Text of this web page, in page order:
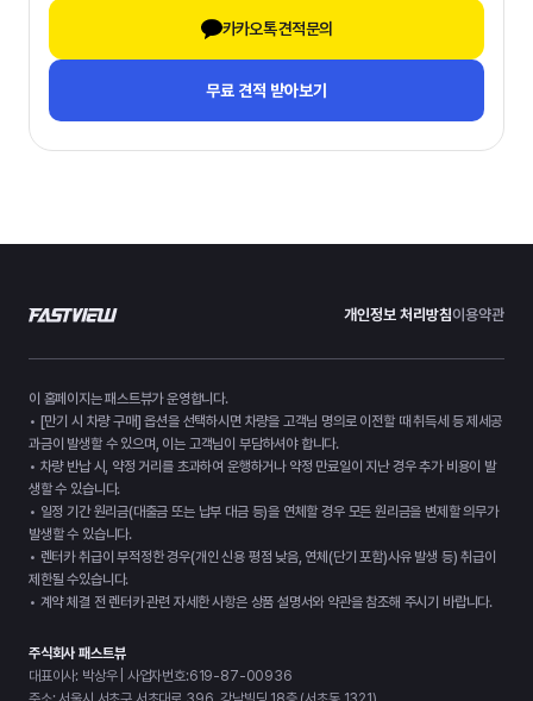
카카오톡 견적문의
무료 견적 받아보기
개인정보 처리방침이용약관
이 홈페이지는 패스트뷰가 운영합니다.
• [만기 시 차량 구매] 옵션을 선택하시면 차량을 고객님 명의로 이전할 때 취득세 등 제세공
과금이 발생할 수 있으며, 이는 고객님이 부담하셔야 합니다.
• 차량 반납 시, 약정 거리를 초과하여 운행하거나 약정 만료일이 지난 경우 추가 비용이 발
생할 수 있습니다.
• 일정 기간 원리금(대출금 또는 납부 대금 등)을 연체할 경우 모든 원리금을 변제할 의무가
발생할 수 있습니다.
• 렌터카 취급이 부적정한 경우(개인 신용 평점 낮음, 연체(단기 포함)사유 발생 등) 취급이
제한될 수있습니다.
• 계약 체결 전 렌터카 관련 자세한 사항은 상품 설명서와 약관을 참조해 주시기 바랍니다.
주식회사 패스트뷰
대표이사: 박상우 | 사업자번호:619-87-00936